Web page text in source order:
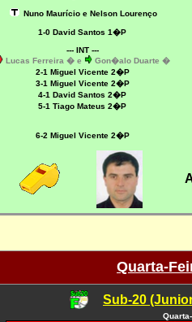
Nuno Maurício e Nelson Lourenço
1-0 David Santos 1�P
--- INT ---
Lucas Ferreira � e
Gon�alo Duarte �
2-1 Miguel Vicente 2�P
3-1 Miguel Vicente 2�P
4-1 David Santos 2�P
5-1 Tiago Mateus 2�P
6-2 Miguel Vicente 2�P
Quarta-
Sub-20